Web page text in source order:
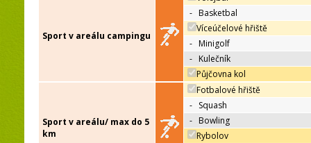
Sport v areálu campingu
- Basketbal
Víceúčelové hřiště
- Minigolf
- Kulečník
Půjčovna kol
Sport v areálu/ max do 5
km
Fotbalové hřiště
- Squash
- Bowling
Rybolov